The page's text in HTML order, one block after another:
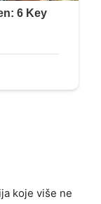
koje više ne